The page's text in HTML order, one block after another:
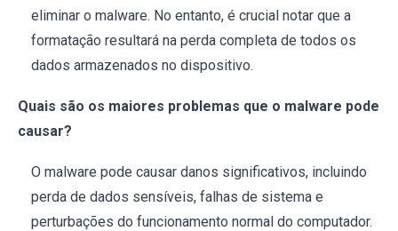
eliminar o malware. No entanto, é crucial notar que a
formatação resultará na perda completa de todos os
dados armazenados no dispositivo.
Quais são os maiores problemas que o malware pode
causar?
O malware pode causar danos significativos, incluindo
perda de dados sensíveis, falhas de sistema e
perturbações do funcionamento normal do computador.